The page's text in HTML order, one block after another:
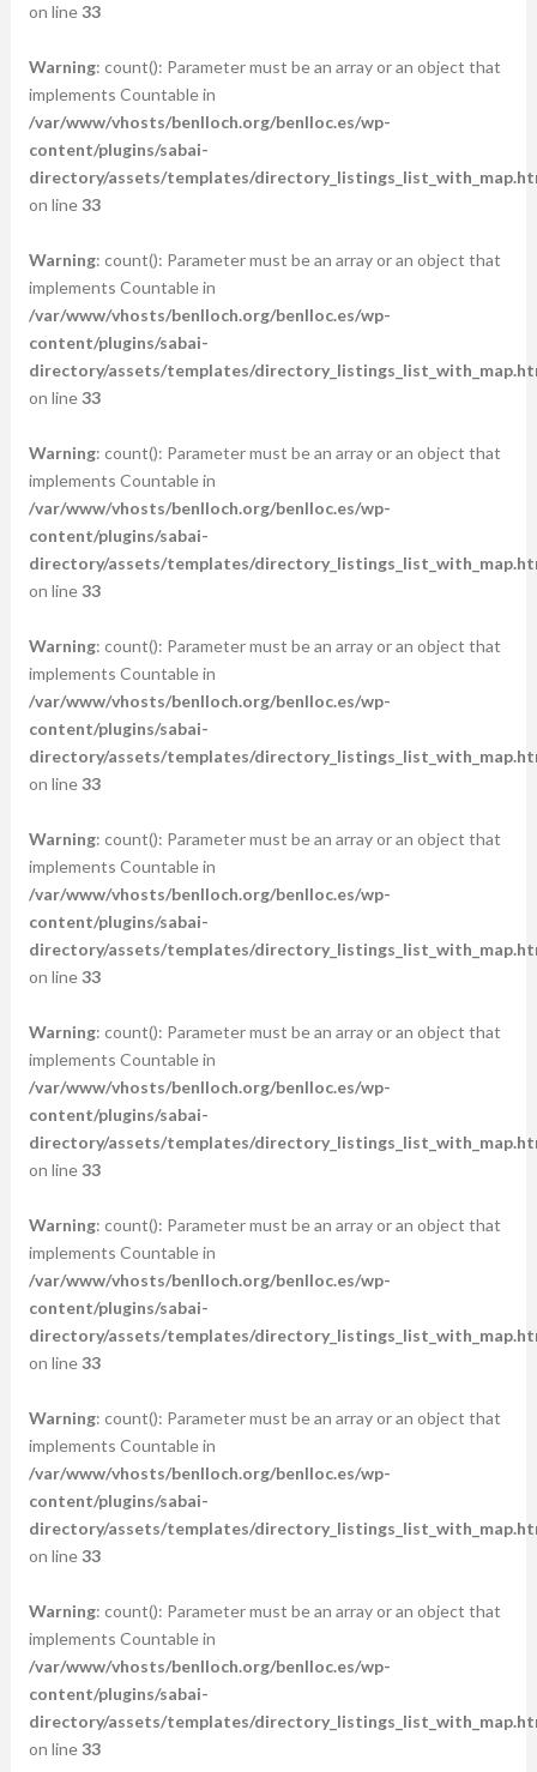
on line33
Warning: count(): Parameter must be an array or an object that
implements Countable in
/var/www/vhosts/benlloch.org/benlloc.es/wp-
content/plugins/sabai-
directory/assets/templates/
on line33
Warning: count(): Parameter must be an array or an object that
implements Countable in
/var/www/vhosts/benlloch.org/benlloc.es/wp-
content/plugins/sabai-
directory/assets/templates/
on line33
Warning: count(): Parameter must be an array or an object that
implements Countable in
/var/www/vhosts/benlloch.org/benlloc.es/wp-
content/plugins/sabai-
directory/assets/templates/
on line33
Warning: count(): Parameter must be an array or an object that
implements Countable in
/var/www/vhosts/benlloch.org/benlloc.es/wp-
content/plugins/sabai-
directory/assets/templates/
on line33
Warning: count(): Parameter must be an array or an object that
implements Countable in
/var/www/vhosts/benlloch.org/benlloc.es/wp-
content/plugins/sabai-
directory/assets/templates/
on line33
Warning: count(): Parameter must be an array or an object that
implements Countable in
/var/www/vhosts/benlloch.org/benlloc.es/wp-
content/plugins/sabai-
directory/assets/templates/
on line33
Warning: count(): Parameter must be an array or an object that
implements Countable in
/var/www/vhosts/benlloch.org/benlloc.es/wp-
content/plugins/sabai-
directory/assets/templates/
on line33
Warning: count(): Parameter must be an array or an object that
implements Countable in
/var/www/vhosts/benlloch.org/benlloc.es/wp-
content/plugins/sabai-
directory/assets/templates/
on line33
Warning: count(): Parameter must be an array or an object that
implements Countable in
/var/www/vhosts/benlloch.org/benlloc.es/wp-
content/plugins/sabai-
directory/assets/templates/
on line33